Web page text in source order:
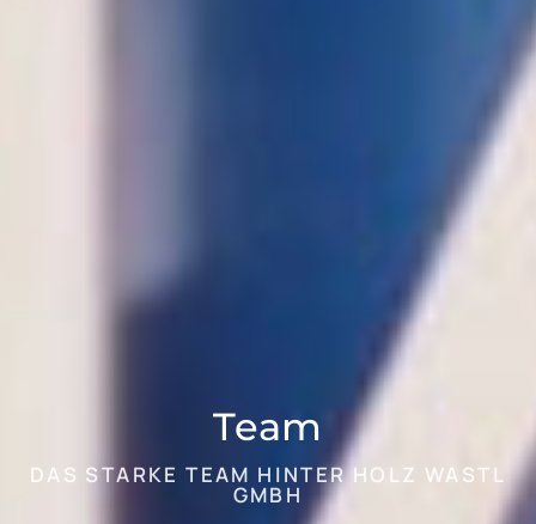
Team
DAS STARKE TEAM HINTER HOLZ WASTL
GMBH